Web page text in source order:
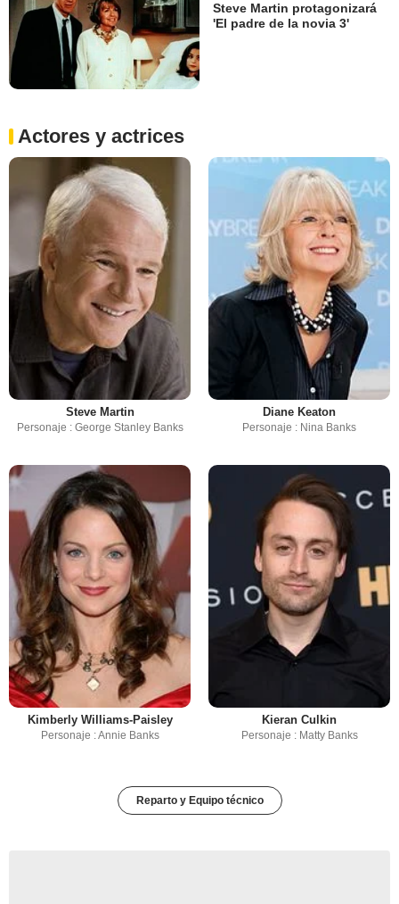
Steve Martin protagonizará
'El padre de la novia 3'
Actores y actrices
Steve Martin
Personaje : George Stanley Banks
Diane Keaton
Personaje : Nina Banks
Kimberly Williams-Paisley
Personaje : Annie Banks
Kieran Culkin
Personaje : Matty Banks
Reparto y Equipo técnico